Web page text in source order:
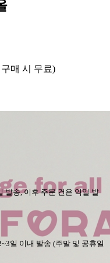
구매 시 무료)
발송,이후 주문 건은 익일 발
일 이내 발송 (주말 및 공휴일